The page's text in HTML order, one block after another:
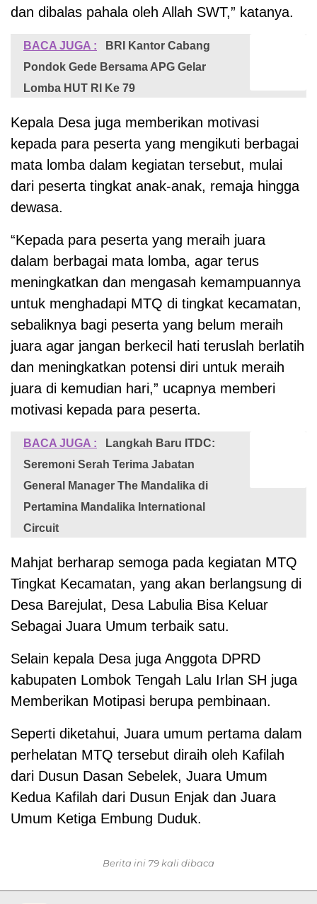
dan dibalas pahala oleh Allah SWT,” katanya.
BACA JUGA :
BRI Kantor Cabang
Pondok Gede Bersama APG Gelar
Lomba HUT RI Ke 79
Kepala Desa juga memberikan motivasi
kepada para peserta yang mengikuti berbagai
mata lomba dalam kegiatan tersebut, mulai
dari peserta tingkat anak-anak, remaja hingga
dewasa.
“Kepada para peserta yang meraih juara
dalam berbagai mata lomba, agar terus
meningkatkan dan mengasah kemampuannya
untuk menghadapi MTQ di tingkat kecamatan,
sebaliknya bagi peserta yang belum meraih
juara agar jangan berkecil hati teruslah berlatih
dan meningkatkan potensi diri untuk meraih
juara di kemudian hari,” ucapnya memberi
motivasi kepada para peserta.
BACA JUGA :
Langkah Baru ITDC:
Seremoni Serah Terima Jabatan
General Manager The Mandalika di
Pertamina Mandalika International
Circuit
Mahjat berharap semoga pada kegiatan MTQ
Tingkat Kecamatan, yang akan berlangsung di
Desa Barejulat, Desa Labulia Bisa Keluar
Sebagai Juara Umum terbaik satu.
Selain kepala Desa juga Anggota DPRD
kabupaten Lombok Tengah Lalu Irlan SH juga
Memberikan Motipasi berupa pembinaan.
Seperti diketahui, Juara umum pertama dalam
perhelatan MTQ tersebut diraih oleh Kafilah
dari Dusun Dasan Sebelek, Juara Umum
Kedua Kafilah dari Dusun Enjak dan Juara
Umum Ketiga Embung Duduk.
Berita ini 79 kali dibaca